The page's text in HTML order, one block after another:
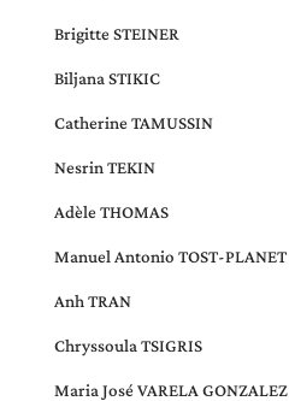
Brigitte STEINER
Biljana STIKIC
Catherine TAMUSSIN
Nesrin TEKIN
Adèle THOMAS
Manuel Antonio TOST-PLANET
Anh TRAN
Chryssoula TSIGRIS
Maria José VARELA GONZALEZ